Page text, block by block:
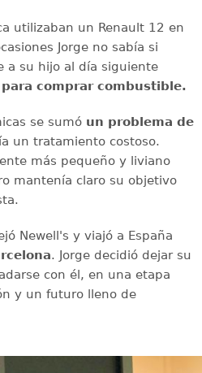
utilizaban un Renault 12 en
Jorge no sabía si
a su hijo al día siguiente
comprar combustible.
se sumó un problema de
un tratamiento costoso.
más pequeño y liviano
mantenía claro su objetivo
Newell's y viajó a España
. Jorge decidió dejar su
con él, en una etapa
y un futuro lleno de